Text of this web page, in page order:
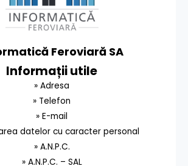
Feroviară SA
Informații utile
» Adresa
» Telefon
» E-mail
datelor cu caracter personal
» A.N.P.C.
» A.N.P.C. – SAL